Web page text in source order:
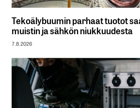
Tekoälybuumin parhaat tuotot
muistin ja sähkön niukkuudesta
7.8.2026